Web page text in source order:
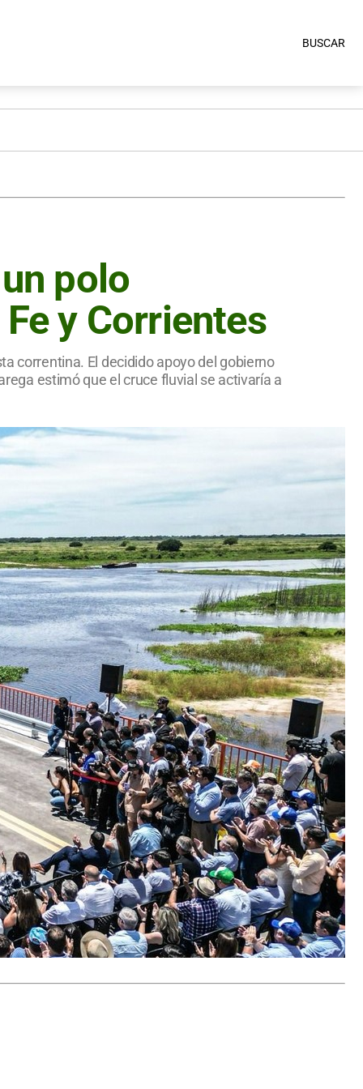
BUSCAR
polo
y Corrientes
correntina. El decidido apoyo del gobierno
estimó que el cruce fluvial se activaría a